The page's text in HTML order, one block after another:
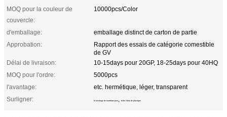
MOQ pour la couleur de
couvercle:
10000pcs/Color
d'emballage:
emballage distinct de carton de partie
Approbation:
Rapport des essais de catégorie comestible
de GV
Délai de livraison:
10-15days pour 20GP, 18-25days pour 40HQ
MOQ pour l'ordre:
5000pcs
l'avantage:
etc. hermétique, léger, transparent
Surligner:
le stockage de nourriture peut , boîte claire de plastique